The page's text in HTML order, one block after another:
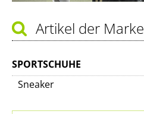
Artikel der Marke
SPORTSCHUHE
Sneaker